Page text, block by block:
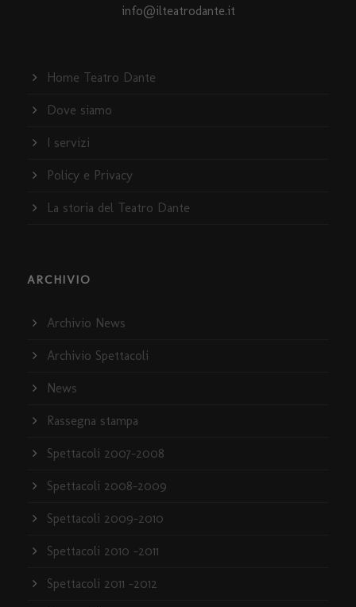
info@ilteatrodante.it
Home Teatro Dante
Dove siamo
I servizi
Policy e Privacy
La storia del Teatro Dante
ARCHIVIO
Archivio News
Archivio Spettacoli
News
Rassegna stampa
Spettacoli 2007-2008
Spettacoli 2008-2009
Spettacoli 2009-2010
Spettacoli 2010 -2011
Spettacoli 2011 -2012